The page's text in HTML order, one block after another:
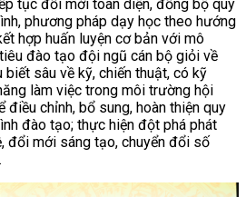
tục đổi mới toàn diện, đồng bộ quy
phương pháp dạy học theo hướng
hợp huấn luyện cơ bản với mô
đào tạo đội ngũ cán bộ giỏi về
biết sâu về kỹ, chiến thuật, có kỹ
làm việc trong môi trường hội
điều chỉnh, bổ sung, hoàn thiện quy
đào tạo; thực hiện đột phá phát
đổi mới sáng tạo, chuyển đổi số